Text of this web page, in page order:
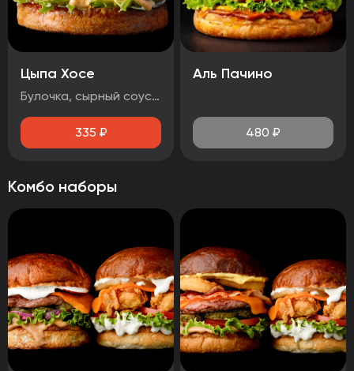
Цыпа Хосе
Булочка, сырный соус, маринованный огурец, айсберг, сыр чеддер, стрипсы
335 ₽
Аль Пачино
480 ₽
Комбо наборы